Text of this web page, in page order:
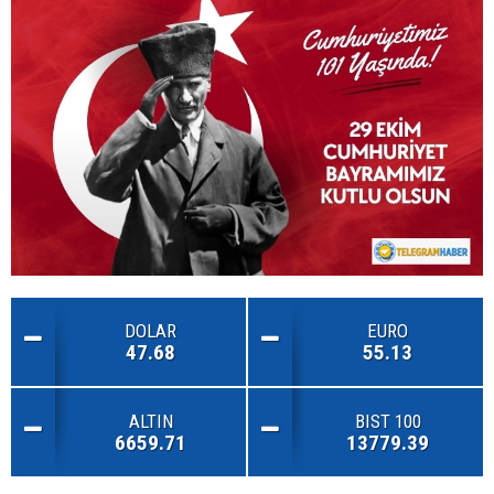
DOLAR
47.68
EURO
55.13
ALTIN
6659.71
BIST 100
13779.39